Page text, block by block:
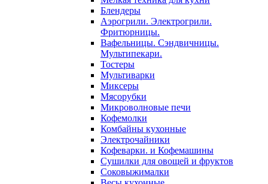
Блендеры
Аэрогрили. Электрогрили.
Фритюрницы.
Вафельницы. Сэндвичницы.
Мультипекари.
Тостеры
Мультиварки
Миксеры
Мясорубки
Микроволновые печи
Кофемолки
Комбайны кухонные
Электрочайники
Кофеварки. и Кофемашины
Сушилки для овощей и фруктов
Соковыжималки